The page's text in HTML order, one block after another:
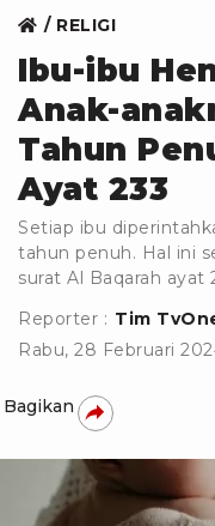
RELIGI
Ibu-ibu
Anak-
Tahun
Ayat 233
Setiap ibu
tahun penuh. Hal ini
surat Al Baqarah ayat
Reporter : Tim
Rabu, 28 Februari
Bagikan